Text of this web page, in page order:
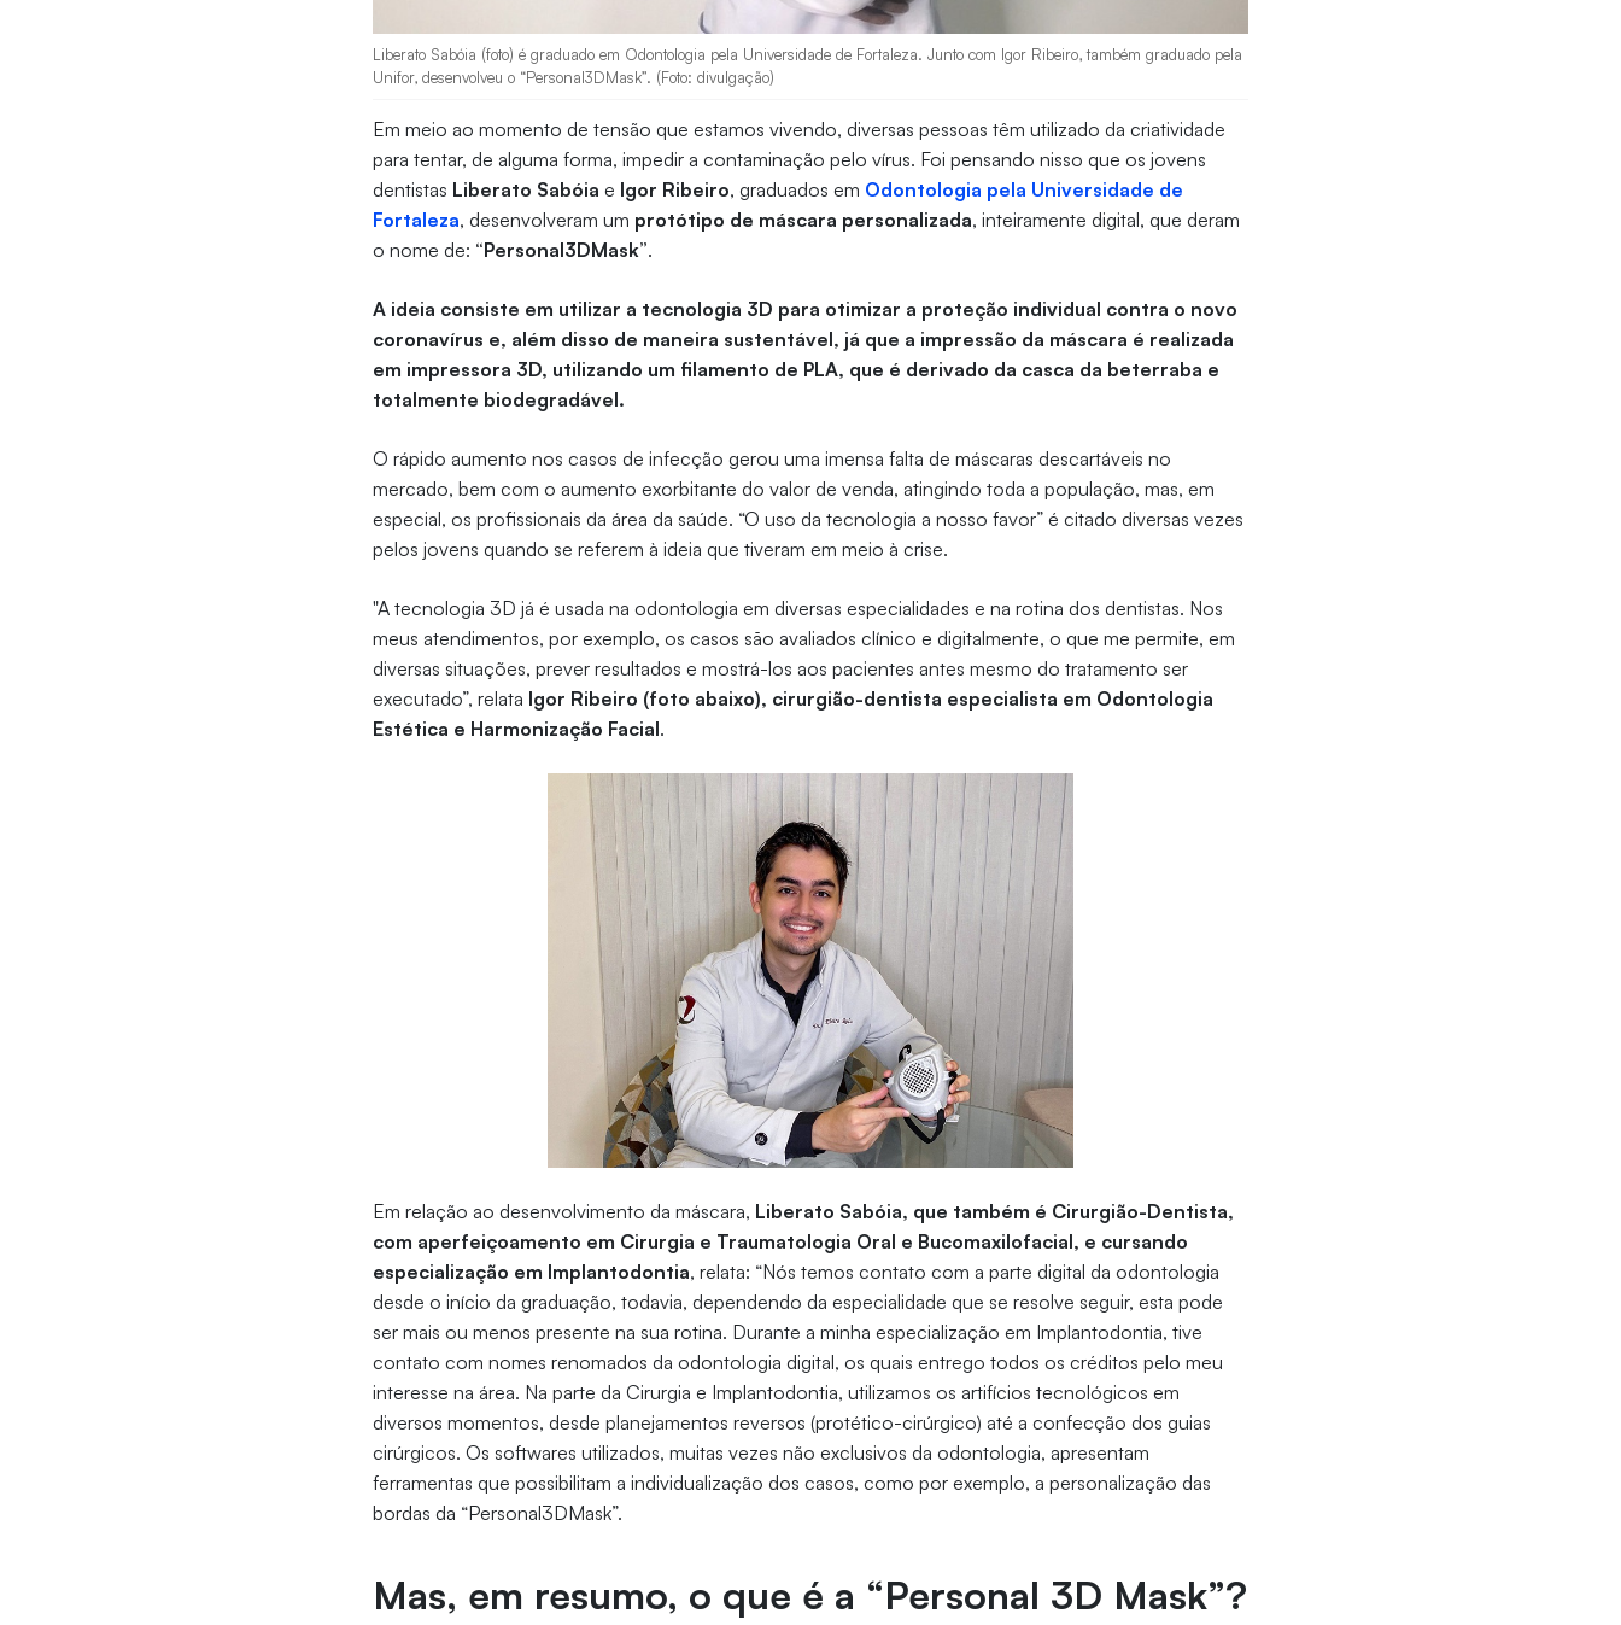
Liberato Sabóia (foto) é graduado em Odontologia pela Universidade de Fortaleza. Junto com Igor Ribeiro, também graduado pela
Unifor, desenvolveu o “Personal3DMask”. (Foto: divulgação)
Em meio ao momento de tensão que estamos vivendo, diversas pessoas têm utilizado da criatividade
para tentar, de alguma forma, impedir a contaminação pelo vírus. Foi pensando nisso que os jovens
dentistas Liberato Sabóiae Igor Ribeiro, graduados em Odontologia pela Universidade de
Fortaleza, desenvolveram um protótipo de máscara personalizada, inteiramente digital, que deram
o nome de: “Personal3DMask”.
A ideia consiste em utilizar a tecnologia 3D para otimizar a proteção individual contra o novo
coronavírus e, além disso de maneira sustentável, já que a impressão da máscara é realizada
em impressora 3D, utilizando um filamento de PLA, que é derivado da casca da beterraba e
totalmente biodegradável.
O rápido aumento nos casos de infecção gerou uma imensa falta de máscaras descartáveis no
mercado, bem com o aumento exorbitante do valor de venda, atingindo toda a população, mas, em
especial, os profissionais da área da saúde. “O uso da tecnologia a nosso favor” é citado diversas vezes
pelos jovens quando se referem à ideia que tiveram em meio à crise.
"A tecnologia 3D já é usada na odontologia em diversas especialidades e na rotina dos dentistas. Nos
meus atendimentos, por exemplo, os casos sāo avaliados clínico e digitalmente, o que me permite, em
diversas situações, prever resultados e mostrá-los aos pacientes antes mesmo do tratamento ser
executado”, relata Igor Ribeiro (foto abaixo), cirurgião-dentista especialista em Odontologia
Estética e Harmonização Facial.
Em relação ao desenvolvimento da máscara, Liberato Sabóia, que também é Cirurgião-Dentista,
com aperfeiçoamento em Cirurgia e Traumatologia Oral e Bucomaxilofacial, e cursando
especialização em Implantodontia, relata: “Nós temos contato com a parte digital da odontologia
desde o início da graduação, todavia, dependendo da especialidade que se resolve seguir, esta pode
ser mais ou menos presente na sua rotina. Durante a minha especialização em Implantodontia, tive
contato com nomes renomados da odontologia digital, os quais entrego todos os créditos pelo meu
interesse na área. Na parte da Cirurgia e Implantodontia, utilizamos os artifícios tecnológicos em
diversos momentos, desde planejamentos reversos (protético-cirúrgico) até a confecção dos guias
cirúrgicos. Os softwares utilizados, muitas vezes não exclusivos da odontologia, apresentam
ferramentas que possibilitam a individualização dos casos, como por exemplo, a personalização das
bordas da “Personal3DMask”.
Mas, em resumo, o que é a “Personal 3D Mask”?